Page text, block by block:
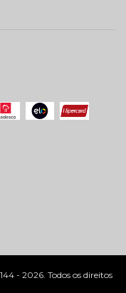
- 2026. Todos os direitos